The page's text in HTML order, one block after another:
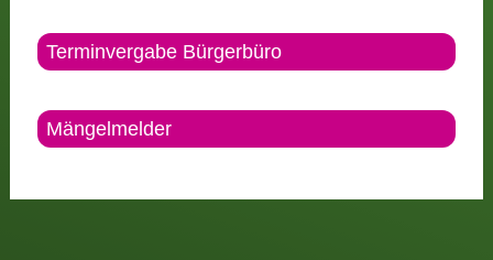
Terminvergabe Bürgerbüro
Mängelmelder